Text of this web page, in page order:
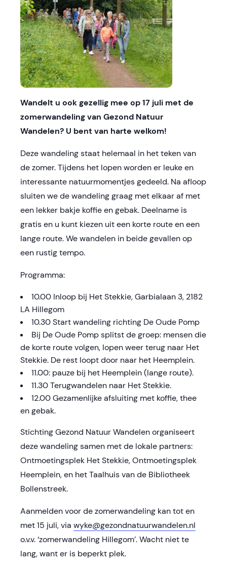
Wandelt u ook gezellig mee op 17 juli met de
zomerwandeling van Gezond Natuur
Wandelen? U bent van harte welkom!
Deze wandeling staat helemaal in het teken van
de zomer. Tijdens het lopen worden er leuke en
interessante natuurmomentjes gedeeld. Na afloop
sluiten we de wandeling graag met elkaar af met
een lekker bakje koffie en gebak. Deelname is
gratis en u kunt kiezen uit een korte route en een
lange route. We wandelen in beide gevallen op
een rustig tempo.
Programma:
10.00 Inloop bij Het Stekkie, Garbialaan 3, 2182
LA Hillegom
10.30 Start wandeling richting De Oude Pomp
Bij De Oude Pomp splitst de groep: mensen die
de korte route volgen, lopen weer terug naar Het
Stekkie. De rest loopt door naar het Heemplein.
11.00: pauze bij het Heemplein (lange route).
11.30 Terugwandelen naar Het Stekkie.
12.00 Gezamenlijke afsluiting met koffie, thee
en gebak.
Stichting Gezond Natuur Wandelen organiseert
deze wandeling samen met de lokale partners:
Ontmoetingsplek Het Stekkie, Ontmoetingsplek
Heemplein, en het Taalhuis van de Bibliotheek
Bollenstreek.
Aanmelden voor de zomerwandeling kan tot en
met 15 juli, via wyke@gezondnatuurwandelen.nl
o.v.v. ‘zomerwandeling Hillegom’. Wacht niet te
lang, want er is beperkt plek.